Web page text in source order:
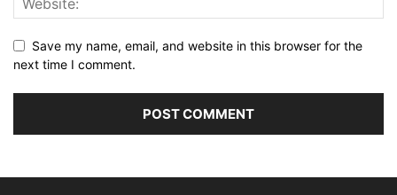
Save my name, email, and website in this browser for the
next time I comment.